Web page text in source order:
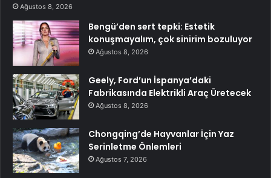
Ağustos 8, 2026
Bengü’den sert tepki: Estetik
konuşmayalım, çok sinirim bozuluyor
Ağustos 8, 2026
Geely, Ford’un İspanya’daki
Fabrikasında Elektrikli Araç Üretecek
Ağustos 8, 2026
Chongqing’de Hayvanlar İçin Yaz
Serinletme Önlemleri
Ağustos 7, 2026